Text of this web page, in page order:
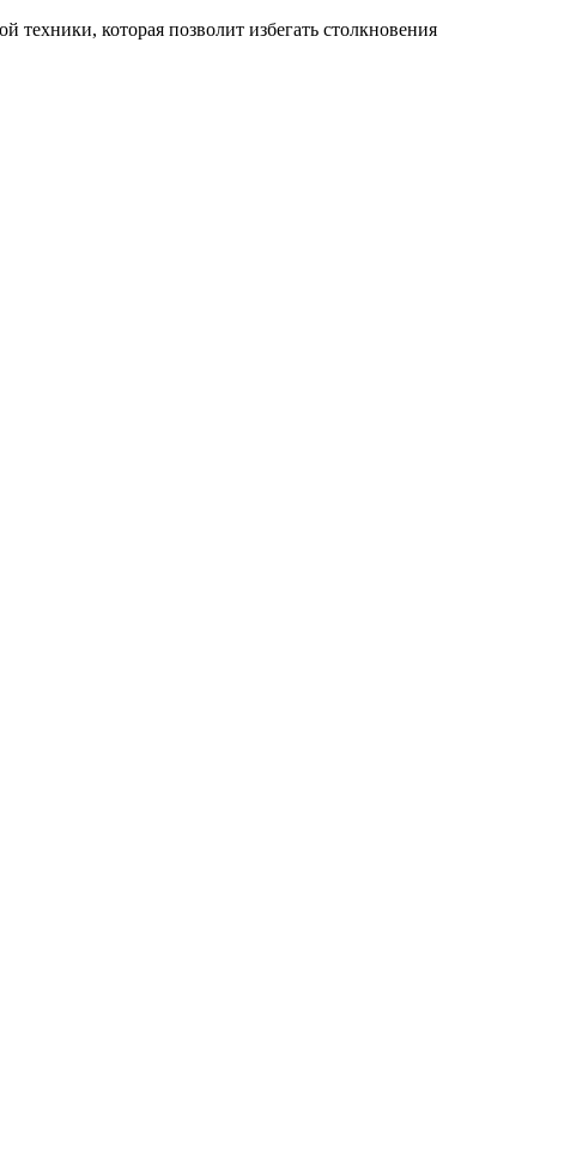
которая позволит избегать столкновения